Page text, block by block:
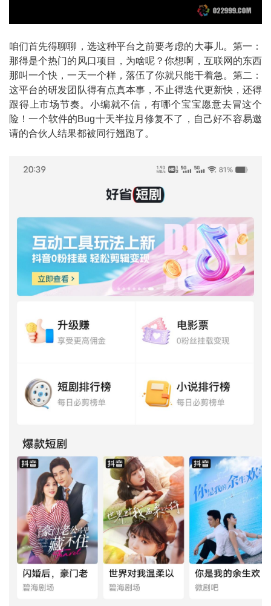
咱们首先得聊聊，选这种平台之前要考虑的大事儿。第一：
那得是个热门的风口项目，为啥呢？你想啊，互联网的东西
那叫一个快，一天一个样，落伍了你就只能干着急。第二：
这平台的研发团队得有点真本事，不止得迭代更新快，还得
跟得上市场节奏。小编就不信，有哪个宝宝愿意去冒这个
险！一个软件的Bug十天半拉月修复不了，自己好不容易邀
请的合伙人结果都被同行翘跑了。